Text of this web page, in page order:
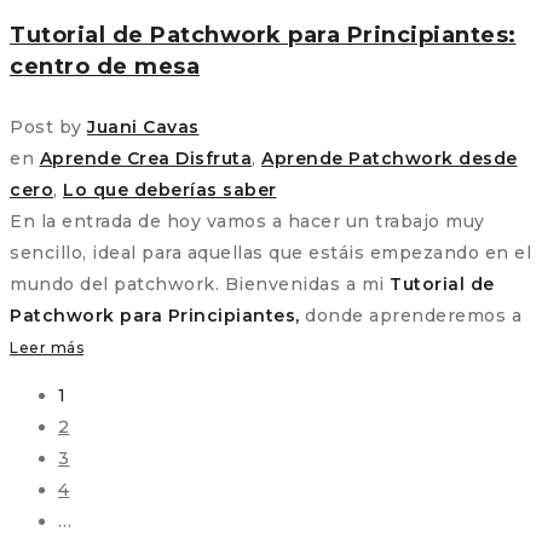
Tutorial de Patchwork para Principiantes:
centro de mesa
Post byJuani Cavas
en Aprende Crea Disfruta, Aprende Patchwork desde
cero, Lo que deberías saber
En la entrada de hoy vamos a hacer un trabajo muy
sencillo, ideal para aquellas que estáis empezando en el
mundo del patchwork. Bienvenidas a mi Tutorial de
Patchwork para Principiantes, donde aprenderemos a
Leer más
1
2
3
4
…